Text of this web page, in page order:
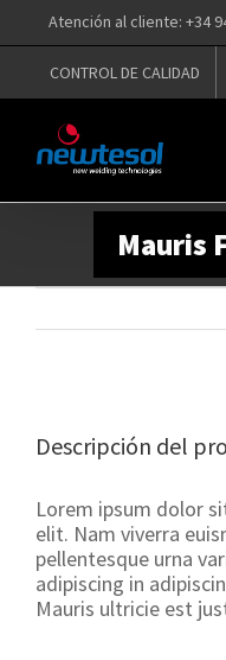
contenido
Atención al cliente: +34
CONTROL DE CALIDAD
Mauris
Descripción del
Lorem ipsum dolor
elit. Nam viverra
pellentesque urna
adipiscing in
Mauris ultricie est